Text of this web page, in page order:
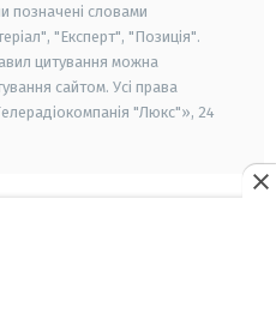
позначені словами
"Експерт", "Позиція".
цитування можна
сайтом. Усі права
"Люкс"», 24